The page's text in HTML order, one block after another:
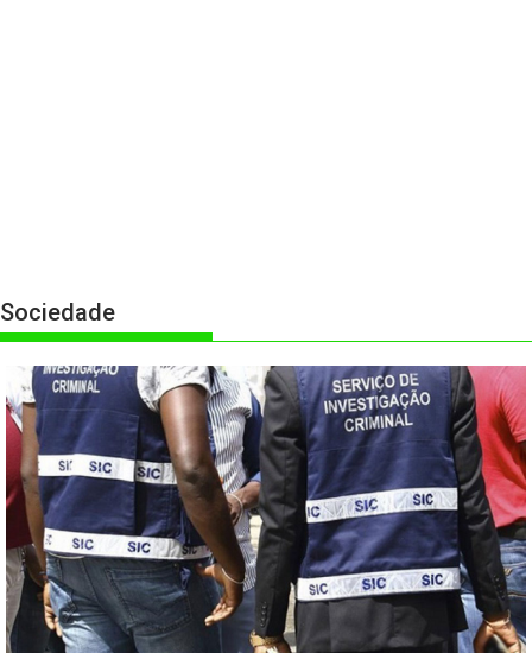
Sociedade